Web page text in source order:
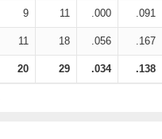
9 11 .000 .091
11 18 .056 .167
20 29 .034 .138